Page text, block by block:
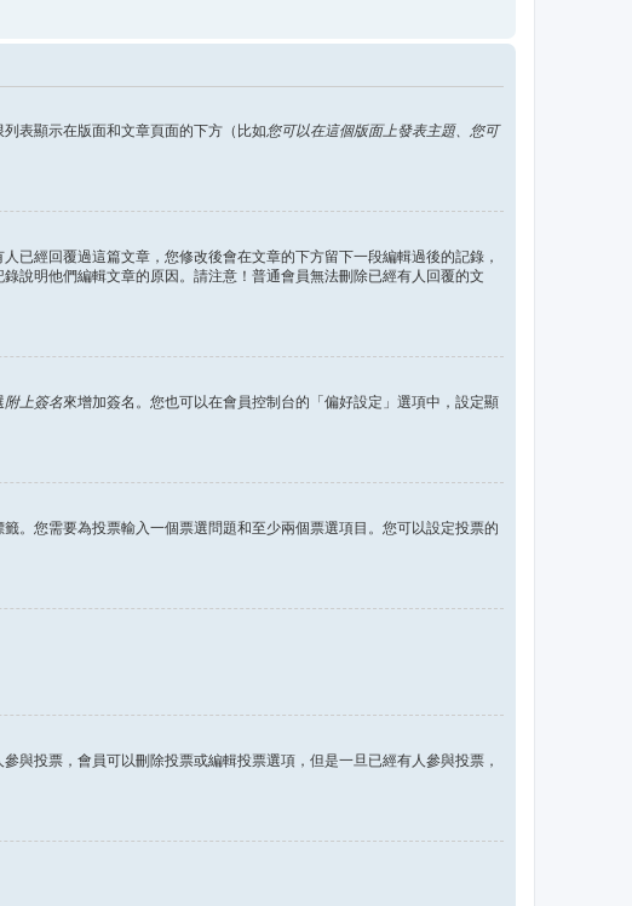
表顯示在版面和文章頁面的下方（比如您可以在這個版面上發表主題、您可
已經回覆過這篇文章，您修改後會在文章的下方留下一段編輯過後的記錄，
說明他們編輯文章的原因。請注意！普通會員無法刪除已經有人回覆的文
附上簽名來增加簽名。您也可以在會員控制台的「偏好設定」選項中，設定顯
。您需要為投票輸入一個票選問題和至少兩個票選項目。您可以設定投票的
與投票，會員可以刪除投票或編輯投票選項，但是一旦已經有人參與投票，